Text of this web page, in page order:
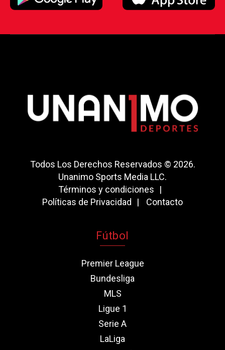
Todos Los Derechos Reservados © 2026.
Unanimo Sports Media LLC.
Términos y condiciones
Políticas de Privacidad
Contacto
Fútbol
Premier League
Bundesliga
MLS
Ligue 1
Serie A
LaLiga